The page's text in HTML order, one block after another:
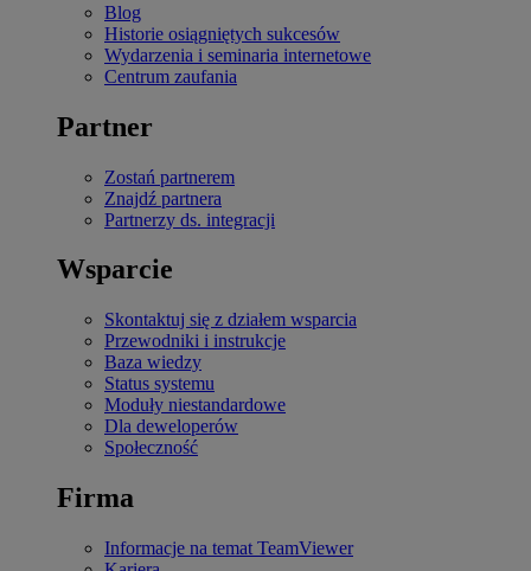
Blog
Historie osiągniętych sukcesów
Wydarzenia i seminaria internetowe
Centrum zaufania
Partner
Zostań partnerem
Znajdź partnera
Partnerzy ds. integracji
Wsparcie
Skontaktuj się z działem wsparcia
Przewodniki i instrukcje
Baza wiedzy
Status systemu
Moduły niestandardowe
Dla deweloperów
Społeczność
Firma
Informacje na temat TeamViewer